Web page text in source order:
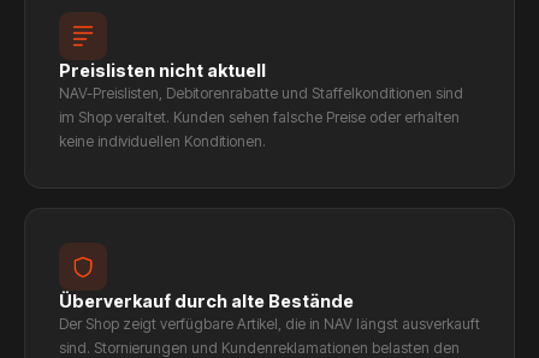
Preislisten nicht aktuell
NAV-Preislisten, Debitorenrabatte und Staffelkonditionen sind
im Shop veraltet. Kunden sehen falsche Preise oder erhalten
keine individuellen Konditionen.
Überverkauf durch alte Bestände
Der Shop zeigt verfügbare Artikel, die in NAV längst ausverkauft
sind. Stornierungen und Kundenreklamationen belasten den